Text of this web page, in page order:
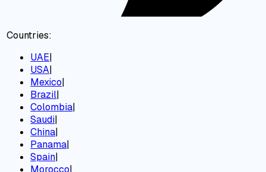
Countries:
UAE|
USA|
Mexico|
Brazil|
Colombia|
Saudi|
China|
Panama|
Spain|
Morocco|